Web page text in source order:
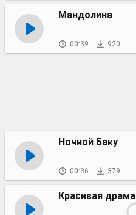
Мандолина
00:39 920
Ночной Баку
00:36 379
Красивая драма